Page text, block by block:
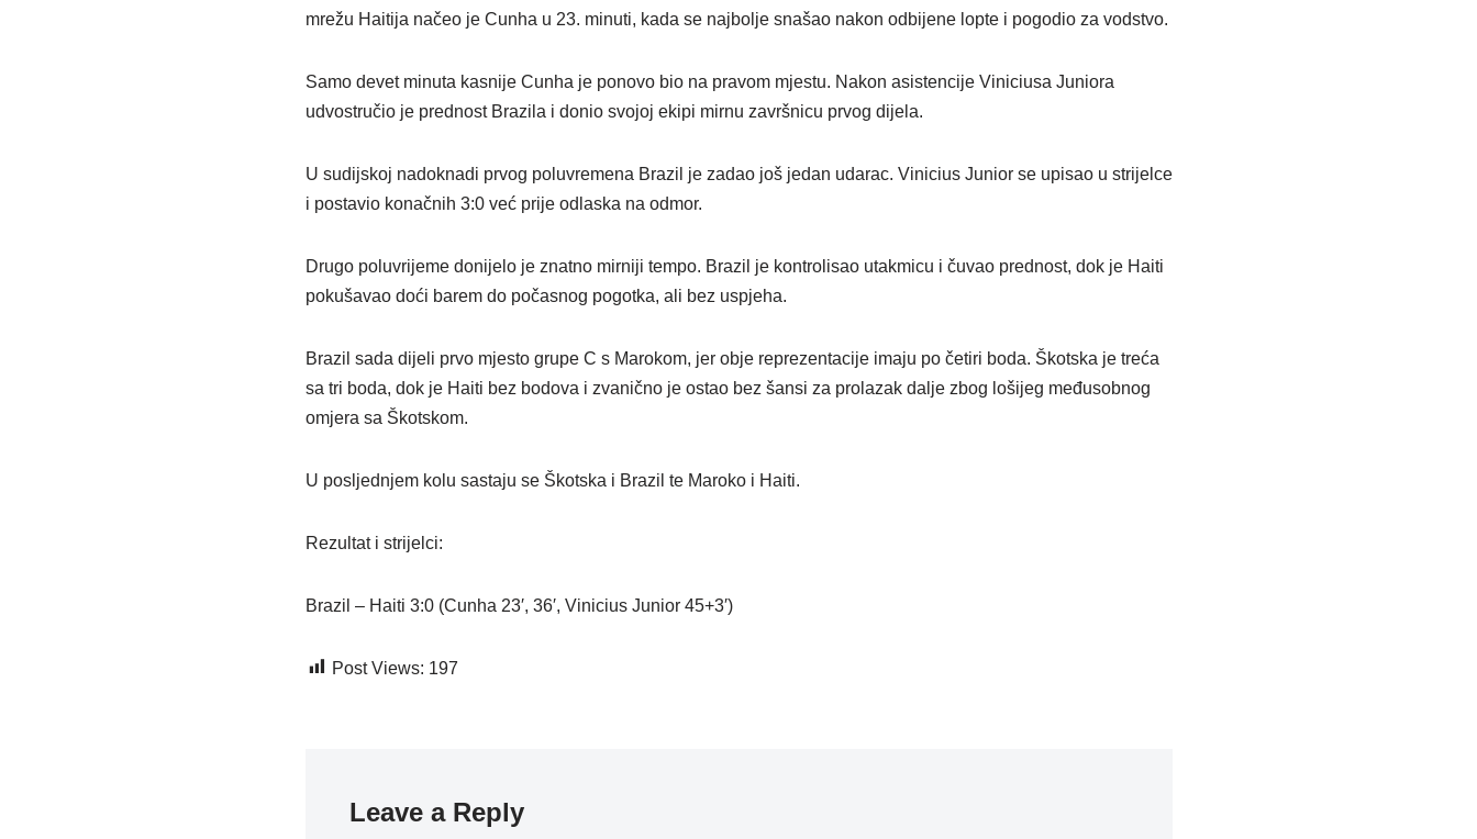
mrežu Haitija načeo je Cunha u 23. minuti, kada se najbolje snašao nakon odbijene lopte i pogodio za vodstvo.
Samo devet minuta kasnije Cunha je ponovo bio na pravom mjestu. Nakon asistencije Viniciusa Juniora
udvostručio je prednost Brazila i donio svojoj ekipi mirnu završnicu prvog dijela.
U sudijskoj nadoknadi prvog poluvremena Brazil je zadao još jedan udarac. Vinicius Junior se upisao u strijelce
i postavio konačnih 3:0 već prije odlaska na odmor.
Drugo poluvrijeme donijelo je znatno mirniji tempo. Brazil je kontrolisao utakmicu i čuvao prednost, dok je Haiti
pokušavao doći barem do počasnog pogotka, ali bez uspjeha.
Brazil sada dijeli prvo mjesto grupe C s Marokom, jer obje reprezentacije imaju po četiri boda. Škotska je treća
sa tri boda, dok je Haiti bez bodova i zvanično je ostao bez šansi za prolazak dalje zbog lošijeg međusobnog
omjera sa Škotskom.
U posljednjem kolu sastaju se Škotska i Brazil te Maroko i Haiti.
Rezultat i strijelci:
Brazil – Haiti 3:0 (Cunha 23′, 36′, Vinicius Junior 45+3′)
Post Views: 197
Leave a Reply